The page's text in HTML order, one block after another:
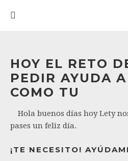
HOY EL RETO
PEDIR AYUDA
COMO TU
Hola buenos días hoy Lety
pases un feliz día.
¡TE NECESITO!